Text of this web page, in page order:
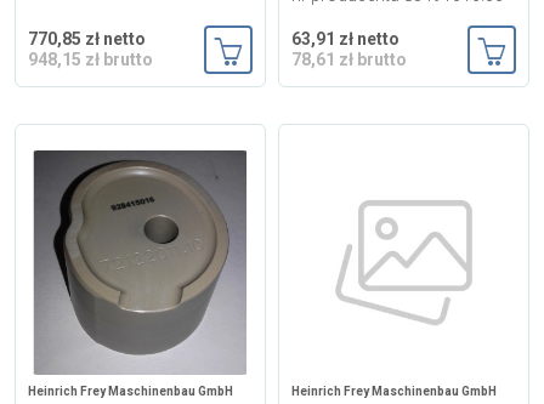
770,85 zł netto
948,15 zł brutto
Dodaj do koszyka
63,91 zł netto
78,61 zł brutto
Heinrich Frey Maschinenbau GmbH Heinrich Frey Maschinenbau GmbH